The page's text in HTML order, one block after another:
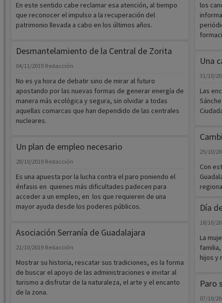
En este sentido cabe reclamar esa atención, al tiempo
que reconocer el impulso a la recuperación del
patrimonio llevada a cabo en los últimos años.
Desmantelamiento de la Central de Zorita
04/11/2019 Redacción
No es ya hora de debatir sino de mirar al futuro
apostando por las nuevas formas de generar energía de
manera más ecológica y segura, sin olvidar a todas
aquellas comarcas que han dependido de las centrales
nucleares.
Un plan de empleo necesario
28/10/2019 Redacción
Es una apuesta por la lucha contra el paro poniendo el
énfasis en quienes más dificultades padecen para
acceder a un empleo, en los que requieren de una
mayor ayuda desde los poderes públicos.
Asociación Serranía de Guadalajara
21/10/2019 Redacción
Mostrar su historia, rescatar sus tradiciones, es la forma
de buscar el apoyo de las administraciones e invitar al
turismo a disfrutar de la naturaleza, el arte y el encanto
de la zona.
los
Una
31/10/
Las
25/10/
Con
Día
18/10/
La
hijos y
Paro
07/10/